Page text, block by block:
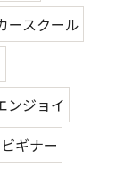
ースクール
ンジョイ
ギナー